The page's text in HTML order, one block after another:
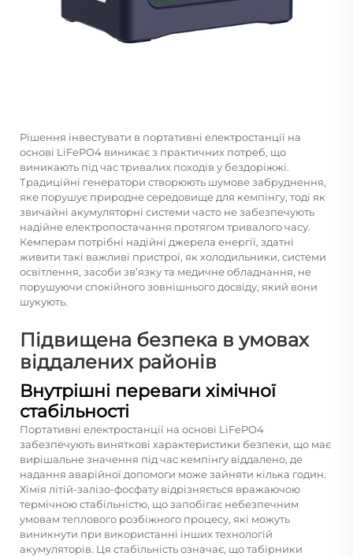
Рішення інвестувати в портативні електростанції на
основі LiFePO4 виникає з практичних потреб, що
виникають під час тривалих походів у бездоріжжі.
Традиційні генератори створюють шумове забруднення,
яке порушує природне середовище для кемпінгу, тоді як
звичайні акумуляторні системи часто не забезпечують
надійне електропостачання протягом тривалого часу.
Кемперам потрібні надійні джерела енергії, здатні
живити такі важливі пристрої, як холодильники, системи
освітлення, засоби зв’язку та медичне обладнання, не
порушуючи спокійного зовнішнього досвіду, який вони
шукують.
Підвищена безпека в умовах
віддалених районів
Внутрішні переваги хімічної
стабільності
Портативні електростанції на основі LiFePO4
забезпечують виняткові характеристики безпеки, що має
вирішальне значення під час кемпінгу віддалено, де
надання аварійної допомоги може зайняти кілька годин.
Хімія літій-залізо-фосфату відрізняється вражаючою
термічною стабільністю, що запобігає небезпечним
умовам теплового розбіжного процесу, які можуть
виникнути при використанні інших технологій
акумуляторів. Ця стабільність означає, що табірники